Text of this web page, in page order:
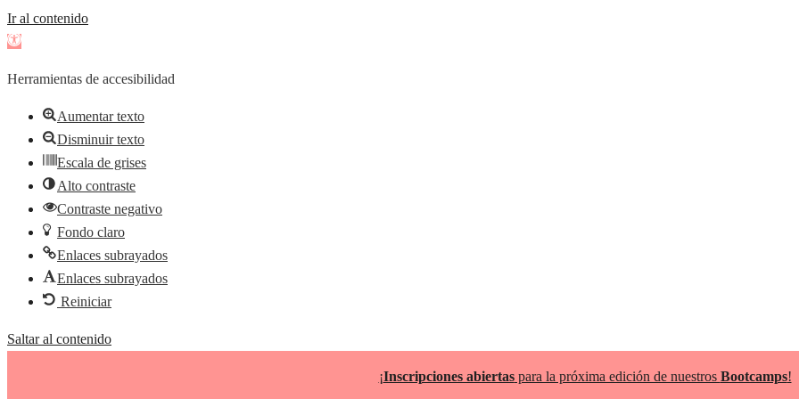
Ir al contenido
Abrir
de
herramientas
Herramientas de accesibilidad
Aumentar texto
Disminuir texto
Escala de grises
Alto contraste
Contraste negativo
Fondo claro
Enlaces subrayados
Enlaces subrayados
Reiniciar
Saltar al contenido
¡Inscripciones abiertaspara la próxima edición de nuestros Bootcamps!